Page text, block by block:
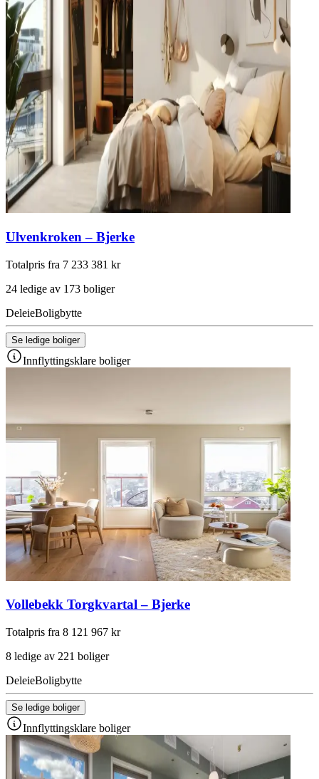
Ulvenkroken – Bjerke
Totalpris fra 7 233 381 kr
24 ledige av 173 boliger
DeleieBoligbytte
Se ledige boliger
Innflyttingsklare boliger
Vollebekk Torgkvartal – Bjerke
Totalpris fra 8 121 967 kr
8 ledige av 221 boliger
DeleieBoligbytte
Se ledige boliger
Innflyttingsklare boliger